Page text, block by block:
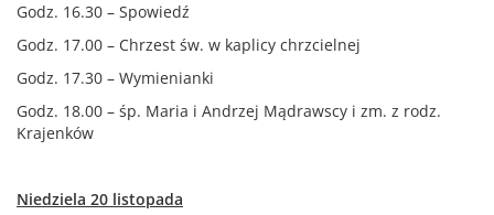
Godz. 16.30 – Spowiedź
Godz. 17.00 – Chrzest św. w kaplicy chrzcielnej
Godz. 17.30 – Wymienianki
Godz. 18.00 – śp. Maria i Andrzej Mądrawscy i zm. z rodz.
Krajenków
Niedziela 20 listopada